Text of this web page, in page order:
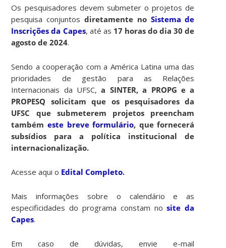
Os pesquisadores devem submeter o projetos de
pesquisa conjuntos diretamente no Sistema de
Inscrições da Capes, até as 17 horas do dia 30 de
agosto de 2024.
Sendo a cooperação com a América Latina uma das
prioridades de gestão para as Relações
Internacionais da UFSC,a SINTER, a PROPG e a
PROPESQ solicitam que os pesquisadores da
UFSC que submeterem projetos preencham
também este breve formulário, que fornecerá
subsídios para a política institucional de
internacionalização.
Acesse aqui o Edital Completo.
Mais informações sobre o calendário e as
especificidades do programa constam nosite da
Capes.
Em caso de dúvidas, envie e-mail